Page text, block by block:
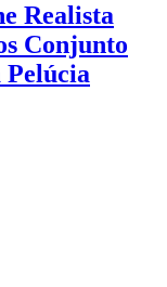
Realista
Conjunto
Pelúcia